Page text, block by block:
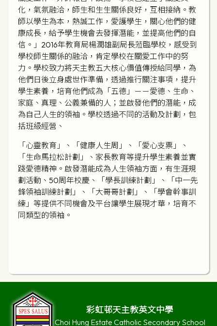
化，氣氛融洽，師生和生生關係良好，互相接納。教
師以學生為本，熱誠工作，愛護學生，關心他們的健
康成長，給予學生機會去發揮潛能，並提高他們的自
信。」2016年教育局楊潤雄副局長蒞臨學校，感受到
學校師生關係的融洽，肯定學校在關愛工作中的努
力。學校致力將天主教五大核心價值傳授給同學，為
他們日後立身處世作準備，透過推行關注事項，提升
學生素養，培育他們成為「五德」－－愛德、生命、
家庭、真理、公義兼備的人；並啟發他們的潛能，成
為自己人生的領袖。學校透過不同的活動及計劃，包
括班級經營、
「心靈教育」、「健康人生周」、「愛心支票」、
「生命馬拉松計劃」、家長教育等提升學生素養並實
踐愛德精神。啟發潛能成為人生領袖方面，有生涯規
劃活動、50周年校慶、「學長訓練計劃」、「中一先
鋒領袖訓練計劃」、「大哥哥計劃」、「學會幹事訓
練」等提供不同機會及平台讓學生展現才華，培育不
同類型的領袖。
彩虹邨天主教英文中學
Choi Hung Estate Catholic Secondary School